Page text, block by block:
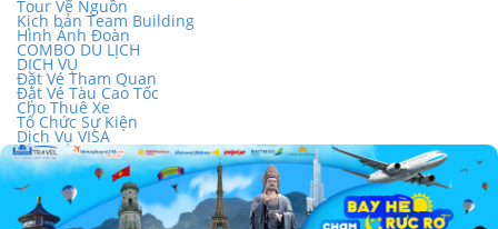
Tour Về Nguồn
Kịch bản Team Building
Hình Ảnh Đoàn
COMBO DU LỊCH
DỊCH VỤ
Đặt Vé Tham Quan
Đặt Vé Tàu Cao Tốc
Cho Thuê Xe
Tổ Chức Sự Kiện
Dịch Vụ VISA